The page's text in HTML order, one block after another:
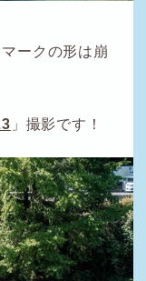
ークの形は崩
」撮影です！